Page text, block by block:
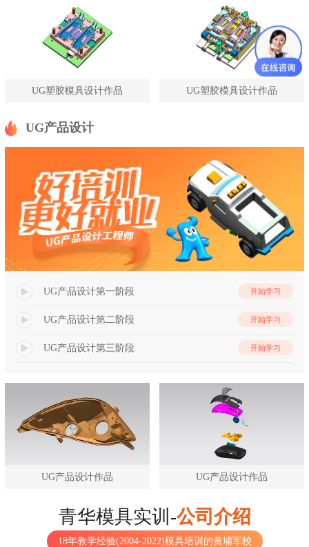
UG塑胶模具设计作品 UG塑胶模具设计作品
UG产品设计
UG产品设计第一阶段 开始学习
UG产品设计第二阶段 开始学习
UG产品设计第三阶段 开始学习
UG产品设计作品 UG产品设计作品
青华模具实训-公司介绍
18年教学经验(2004-2022)模具培训的黄埔军校